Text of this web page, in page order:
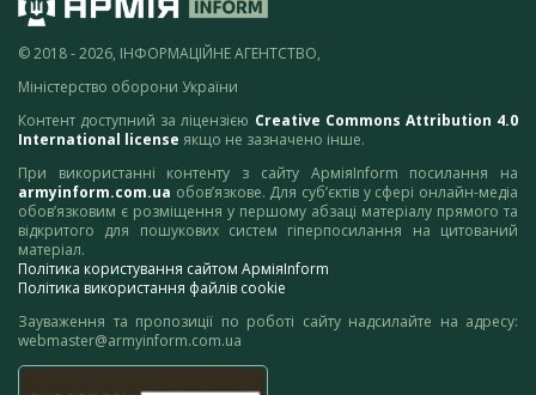
© 2018 - 2026, ІНФОРМАЦІЙНЕ АГЕНТСТВО,
Міністерство оборони України
Контент доступний за ліцензією Creative Commons Attribution 4.0
International license якщо не зазначено інше.
При використанні контенту з сайту АрміяInform посилання на
armyinform.com.ua обов’язкове. Для суб’єктів у сфері онлайн-медіа
обов’язковим є розміщення у першому абзаці матеріалу прямого та
відкритого для пошукових систем гіперпосилання на цитований
матеріал.
Політика користування сайтом АрміяInform
Політика використання файлів cookie
Зауваження та пропозиції по роботі сайту надсилайте на адресу:
webmaster@armyinform.com.ua